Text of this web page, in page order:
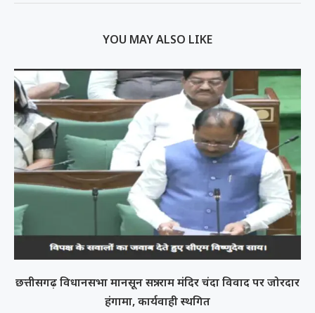
YOU MAY ALSO LIKE
छत्तीसगढ़ विधानसभा मानसून सत्र: राम मंदिर चंदा विवाद पर जोरदार
हंगामा, कार्यवाही स्थगित